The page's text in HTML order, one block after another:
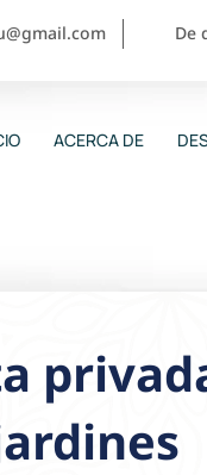
De
ACERCA DE